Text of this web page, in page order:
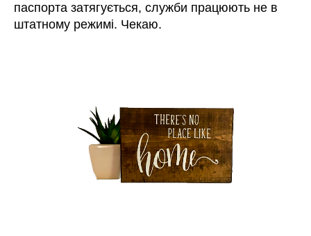
паспорта затягується, служби працюють не в
штатному режимі. Чекаю.